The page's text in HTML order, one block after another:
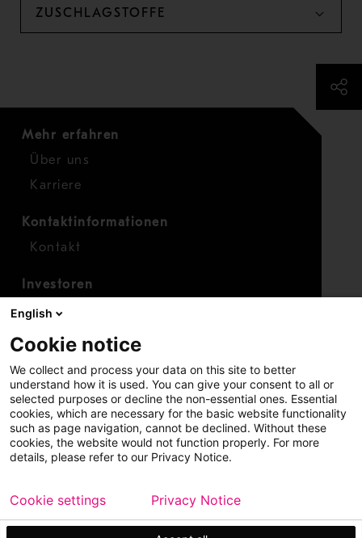
ZUSCHLAGSTOFFE
Mehr erfahren
Über uns
Karriere
Kontaktinformationen
Kontakt
Investoren
Investorenkalender
Finanzen
Haftungshinweis
Datenschutzerklärung
Markenhinweis
English
Cookie notice
We collect and process your data on this site to better
understand how it is used. You can give your consent to all or
selected purposes or decline the non-essential ones. Essential
cookies, which are necessary for the basic website functionality
such as page navigation, cannot be declined. Without these
cookies, the website would not function properly. For more
details, please refer to our Privacy Notice.
Cookie settings Privacy Notice